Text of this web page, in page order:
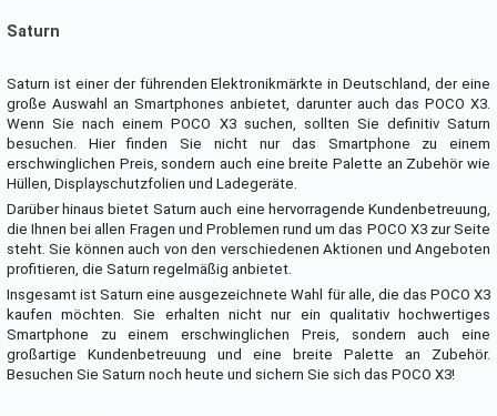
Saturn
Saturn ist einer der führenden Elektronikmärkte in Deutschland, der eine
große Auswahl an Smartphones anbietet, darunter auch das POCO X3.
Wenn Sie nach einem POCO X3 suchen, sollten Sie definitiv Saturn
besuchen. Hier finden Sie nicht nur das Smartphone zu einem
erschwinglichen Preis, sondern auch eine breite Palette an Zubehör wie
Hüllen, Displayschutzfolien und Ladegeräte.
Darüber hinaus bietet Saturn auch eine hervorragende Kundenbetreuung,
die Ihnen bei allen Fragen und Problemen rund um das POCO X3 zur Seite
steht. Sie können auch von den verschiedenen Aktionen und Angeboten
profitieren, die Saturn regelmäßig anbietet.
Insgesamt ist Saturn eine ausgezeichnete Wahl für alle, die das POCO X3
kaufen möchten. Sie erhalten nicht nur ein qualitativ hochwertiges
Smartphone zu einem erschwinglichen Preis, sondern auch eine
großartige Kundenbetreuung und eine breite Palette an Zubehör.
Besuchen Sie Saturn noch heute und sichern Sie sich das POCO X3!